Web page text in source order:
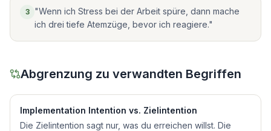
3
"Wenn ich Stress bei der Arbeit spüre, dann mache
ich drei tiefe Atemzüge, bevor ich reagiere."
Abgrenzung zu verwandten Begriffen
Implementation Intention vs. Zielintention
Die Zielintention sagt nur, was du erreichen willst. Die